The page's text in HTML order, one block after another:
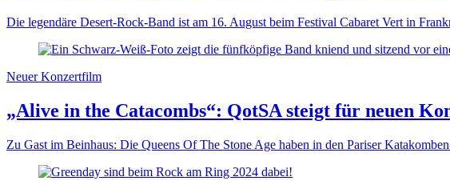
Die legendäre Desert-Rock-Band ist am 16. August beim Festival Cabaret Vert in
Neuer Konzertfilm
„Alive in the Catacombs“: QotSA steigt für neuen
Zu Gast im Beinhaus: Die Queens Of The Stone Age haben in den Pariser